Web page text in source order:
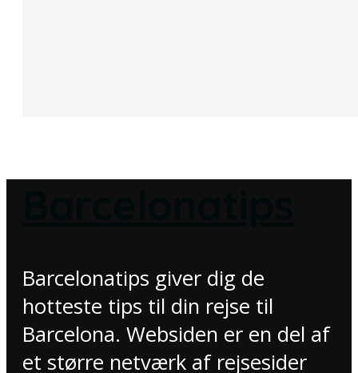
Barcelonatips giver dig de
hotteste tips til din rejse til
Barcelona. Websiden er en del af
et større netværk af rejsesider